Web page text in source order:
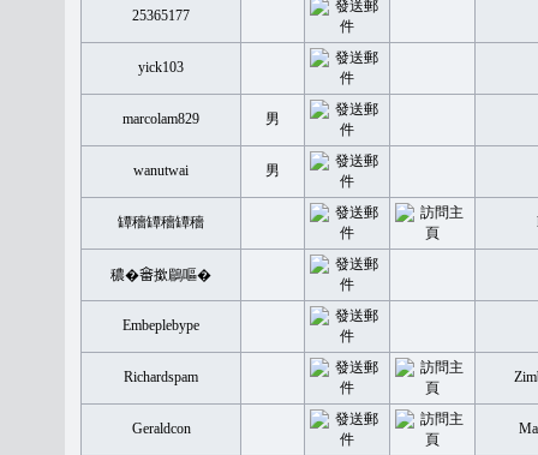
25365177
yick103
marcolam829 男
wanutwai 男
罈穡罈穡罈穡
穠�𤲞撳鶥嘔�
Embeplebype
Richardspam
Geraldcon